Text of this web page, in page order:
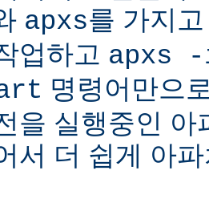
apxs를 가지
업하고 apxs
명령어만으
을 실행중인 아
서 더 쉽게 아